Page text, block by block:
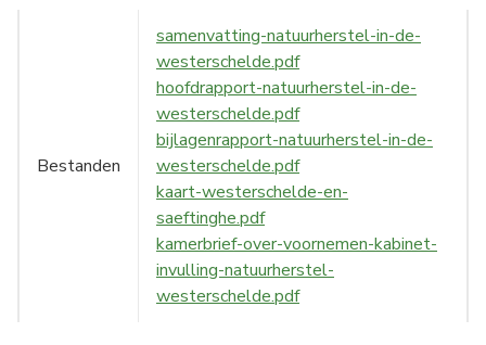
Bestanden
samenvatting-natuurherstel-in-de-
westerschelde.pdf
hoofdrapport-natuurherstel-in-de-
westerschelde.pdf
bijlagenrapport-natuurherstel-in-de-
westerschelde.pdf
kaart-westerschelde-en-
saeftinghe.pdf
kamerbrief-over-voornemen-kabinet-
invulling-natuurherstel-
westerschelde.pdf